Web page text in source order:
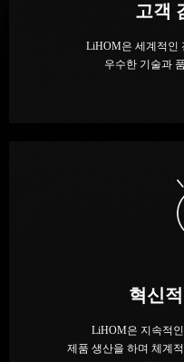
고객
LiHOM은 세계적인
우수한 기술과
혁신
LiHOM은 지속적
제품 생산을 하며 체계